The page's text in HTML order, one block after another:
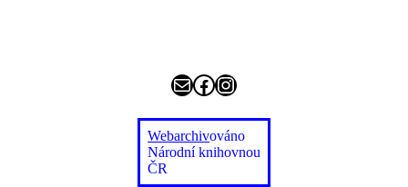
E-mailFacebook
Instagram
Webarchivováno
Národní knihovnou
ČR